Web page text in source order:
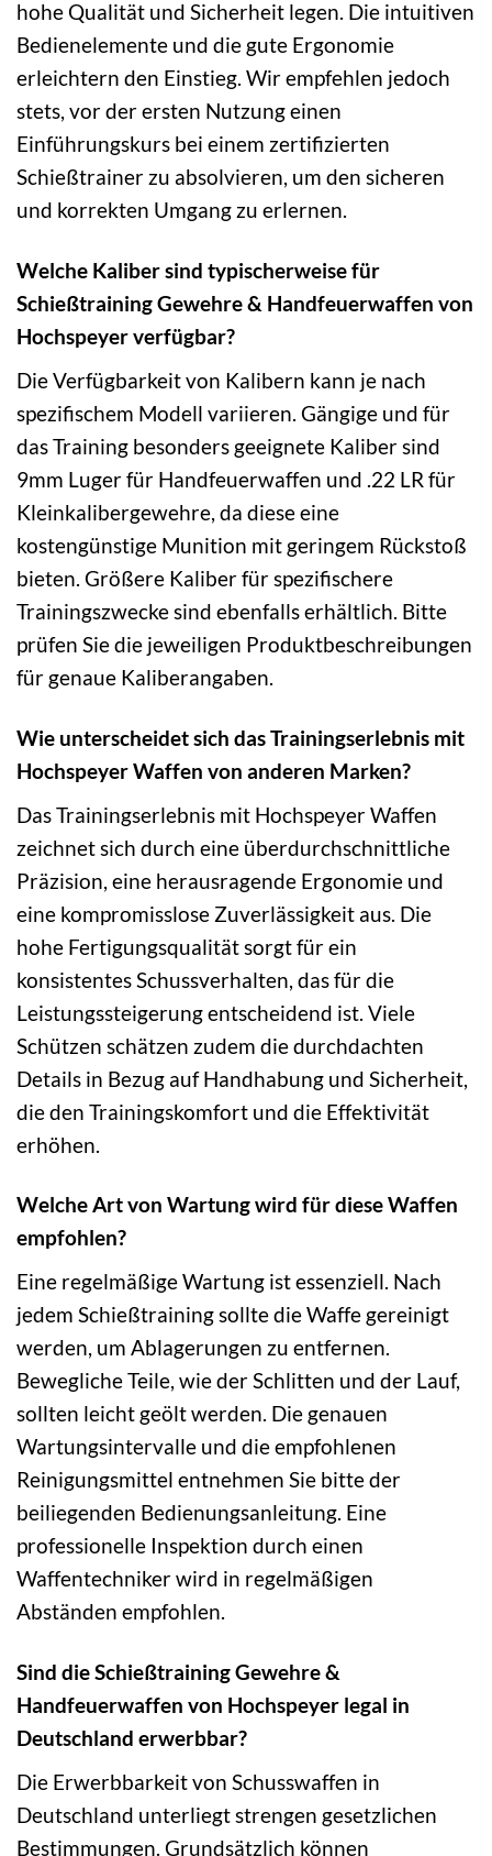
hohe Qualität und Sicherheit legen. Die intuitiven
Bedienelemente und die gute Ergonomie
erleichtern den Einstieg. Wir empfehlen jedoch
stets, vor der ersten Nutzung einen
Einführungskurs bei einem zertifizierten
Schießtrainer zu absolvieren, um den sicheren
und korrekten Umgang zu erlernen.
Welche Kaliber sind typischerweise für
Schießtraining Gewehre & Handfeuerwaffen von
Hochspeyer verfügbar?
Die Verfügbarkeit von Kalibern kann je nach
spezifischem Modell variieren. Gängige und für
das Training besonders geeignete Kaliber sind
9mm Luger für Handfeuerwaffen und .22 LR für
Kleinkalibergewehre, da diese eine
kostengünstige Munition mit geringem Rückstoß
bieten. Größere Kaliber für spezifischere
Trainingszwecke sind ebenfalls erhältlich. Bitte
prüfen Sie die jeweiligen Produktbeschreibungen
für genaue Kaliberangaben.
Wie unterscheidet sich das Trainingserlebnis mit
Hochspeyer Waffen von anderen Marken?
Das Trainingserlebnis mit Hochspeyer Waffen
zeichnet sich durch eine überdurchschnittliche
Präzision, eine herausragende Ergonomie und
eine kompromisslose Zuverlässigkeit aus. Die
hohe Fertigungsqualität sorgt für ein
konsistentes Schussverhalten, das für die
Leistungssteigerung entscheidend ist. Viele
Schützen schätzen zudem die durchdachten
Details in Bezug auf Handhabung und Sicherheit,
die den Trainingskomfort und die Effektivität
erhöhen.
Welche Art von Wartung wird für diese Waffen
empfohlen?
Eine regelmäßige Wartung ist essenziell. Nach
jedem Schießtraining sollte die Waffe gereinigt
werden, um Ablagerungen zu entfernen.
Bewegliche Teile, wie der Schlitten und der Lauf,
sollten leicht geölt werden. Die genauen
Wartungsintervalle und die empfohlenen
Reinigungsmittel entnehmen Sie bitte der
beiliegenden Bedienungsanleitung. Eine
professionelle Inspektion durch einen
Waffentechniker wird in regelmäßigen
Abständen empfohlen.
Sind die Schießtraining Gewehre &
Handfeuerwaffen von Hochspeyer legal in
Deutschland erwerbbar?
Die Erwerbbarkeit von Schusswaffen in
Deutschland unterliegt strengen gesetzlichen
Bestimmungen. Grundsätzlich können